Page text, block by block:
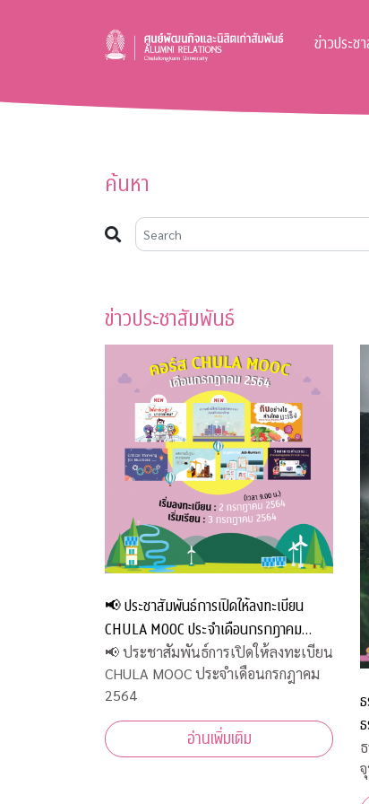
ข่าวประช
ค้นหา
ข่าวประชาสัมพันธ์
📢 ประชาสัมพันธ์การเปิดให้ลงทะเบียน
CHULA MOOC ประจำเดือนกรกฎาคม
2564
📢 ประชาสัมพันธ์การเปิดให้ลงทะเบียน
CHULA MOOC ประจำเดือนกรกฎาคม
2564
อ่านเพิ่มเติม